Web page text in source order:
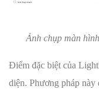
Ảnh chụp màn
Điểm đặc biệt của
diện. Phương pháp này